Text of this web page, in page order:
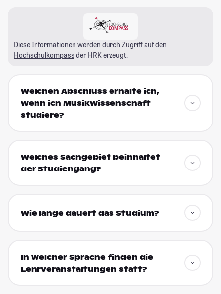
Diese Informationen werden durch Zugriff auf den
Hochschulkompass der HRK erzeugt.
Welchen Abschluss erhalte ich,
wenn ich Musikwissenschaft
studiere?
Welches Sachgebiet beinhaltet
der Studiengang?
Wie lange dauert das Studium?
In welcher Sprache finden die
Lehrveranstaltungen statt?